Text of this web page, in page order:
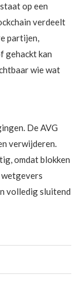
op een
verdeelt
partijen,
gehackt kan
wie wat
De AVG
verwijderen.
omdat blokken
wetgevers
volledig sluitend